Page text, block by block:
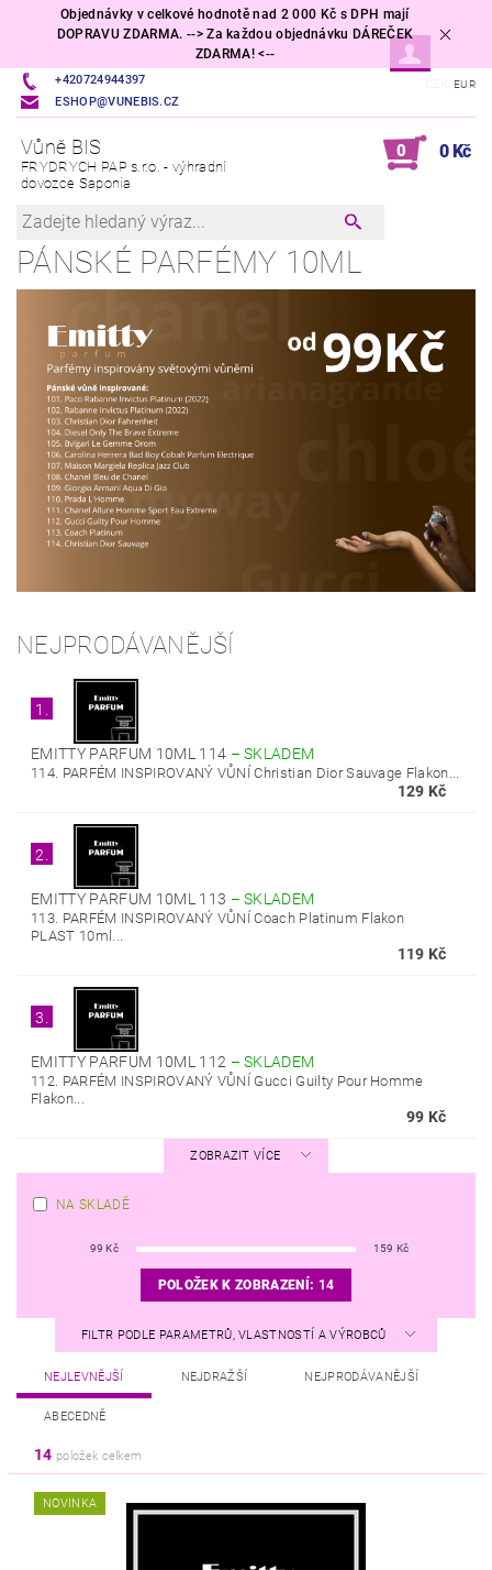
Objednávky v celkové hodnotě nad 2 000 Kč s DPH mají
DOPRAVU ZDARMA. --> Za každou objednávku DÁREČEK
ZDARMA! <--
+420724944397
ESHOP@VUNEBIS.CZ
EUR
Vůně BIS
FRYDRYCH PAP s.r.o. - výhradní
dovozce Saponia
0 0 Kč
PÁNSKÉ PARFÉMY 10ML
NEJPRODÁVANĚJŠÍ
1.
EMITTY PARFUM 10ML 114 –SKLADEM
114. PARFÉM INSPIROVANÝ VŮNÍ Christian Dior Sauvage Flakon...
129 Kč
2.
EMITTY PARFUM 10ML 113 –SKLADEM
113. PARFÉM INSPIROVANÝ VŮNÍ Coach Platinum Flakon
PLAST 10ml...
119 Kč
3.
EMITTY PARFUM 10ML 112 –SKLADEM
112. PARFÉM INSPIROVANÝ VŮNÍ Gucci Guilty Pour Homme
Flakon...
99 Kč
ZOBRAZIT VÍCE
NA SKLADĚ
99 Kč 159 Kč
POLOŽEK K ZOBRAZENÍ: 14
FILTR PODLE PARAMETRŮ, VLASTNOSTÍ A VÝROBCŮ
NEJLEVNĚJŠÍ NEJDRAŽŠÍ NEJPRODÁVANĚJŠÍ
ABECEDNĚ
14 položek celkem
NOVINKA